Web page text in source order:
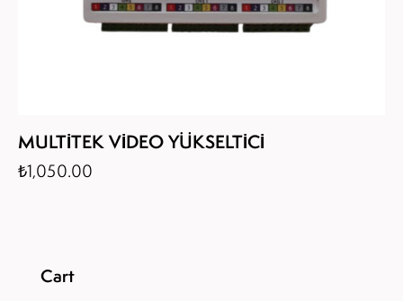
MULTİTEK VİDEO YÜKSELTİCİ
₺1,050.00
Cart